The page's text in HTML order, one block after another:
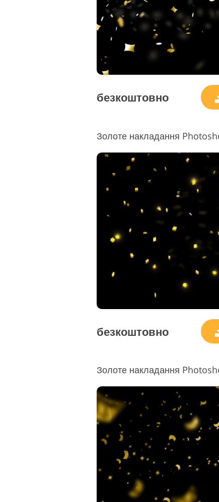
безкоштовно
Золоте накладання
безкоштовно
Золоте накладання